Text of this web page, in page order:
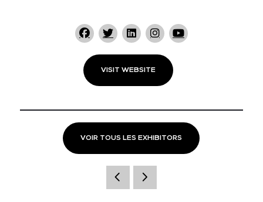
VISIT WEBSITE
VOIR TOUS LES EXHIBITORS